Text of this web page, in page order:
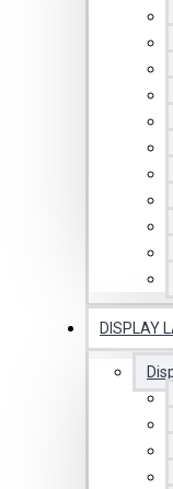
DISPLAY